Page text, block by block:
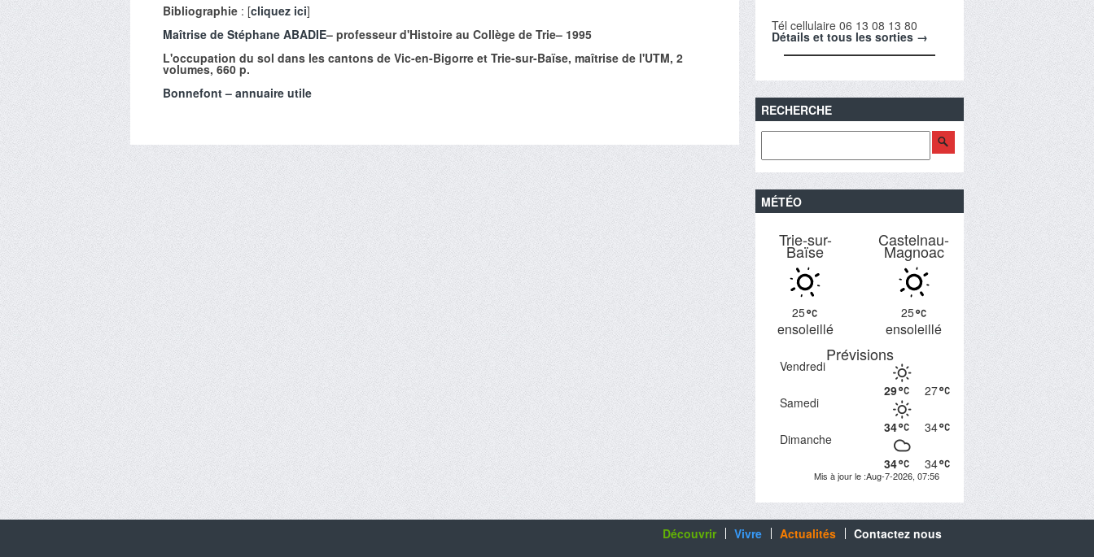
Bibliographie : [cliquez ici]
Maîtrise de Stéphane ABADIE– professeur d'Histoire au Collège de Trie– 1995
L'occupation du sol dans les cantons de Vic-en-Bigorre et Trie-sur-Baïse, maîtrise de l'UTM, 2
volumes, 660 p.
Bonnefont – annuaire utile
Tél cellulaire 06 13 08 13 80
Détails et tous les sorties →
RECHERCHE
MÉTÉO
Trie-sur-
Baïse
25
ensoleillé
Castelnau-
Magnoac
25
ensoleillé
Prévisions
Vendredi
27
29
Samedi
34
34
Dimanche
34
34
Mis à jour le :Aug-7-2026, 07:56
Découvrir Vivre Actualités Contactez nous